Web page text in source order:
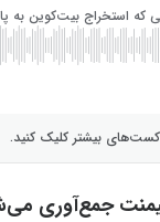
بیشتر کلیک کنید.
جمع‌آوری